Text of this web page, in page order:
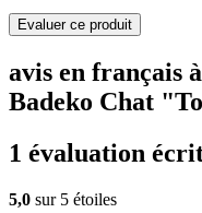
Evaluer ce produit
avis en français
Badeko Chat
1 évaluation
5,0 sur 5 étoiles